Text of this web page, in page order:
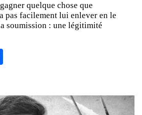
quelque chose que
pas facilement lui enlever en le
soumission : une légitimité